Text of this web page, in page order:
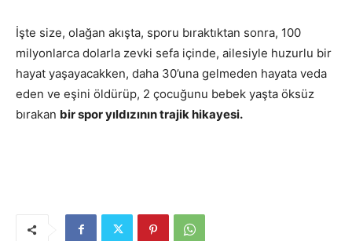
İşte size, olağan akışta, sporu bıraktıktan sonra, 100
milyonlarca dolarla zevki sefa içinde, ailesiyle huzurlu bir
hayat yaşayacakken, daha 30’una gelmeden hayata veda
eden ve eşini öldürüp, 2 çocuğunu bebek yaşta öksüz
bırakan bir spor yıldızının trajik hikayesi.